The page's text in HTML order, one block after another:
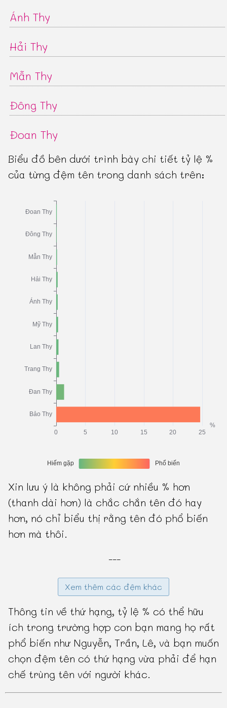
Ánh Thy
Hải Thy
Mẫn Thy
Đông Thy
Đoan Thy
Biểu đồ bên dưới trình bày chi tiết tỷ lệ %
của từng đệm tên trong danh sách trên:
Xin lưu ý là không phải cứ nhiều % hơn
(thanh dài hơn) là chắc chắn tên đó hay
hơn, nó chỉ biểu thị rằng tên đó phổ biến
hơn mà thôi.
---
Xem thêm các đệm khác
Thông tin về thứ hạng, tỷ lệ % có thể hữu
ích trong trường hợp con bạn mang họ rất
phổ biến như Nguyễn, Trần, Lê, và bạn muốn
chọn đệm tên có thứ hạng vừa phải để hạn
chế trùng tên với người khác.